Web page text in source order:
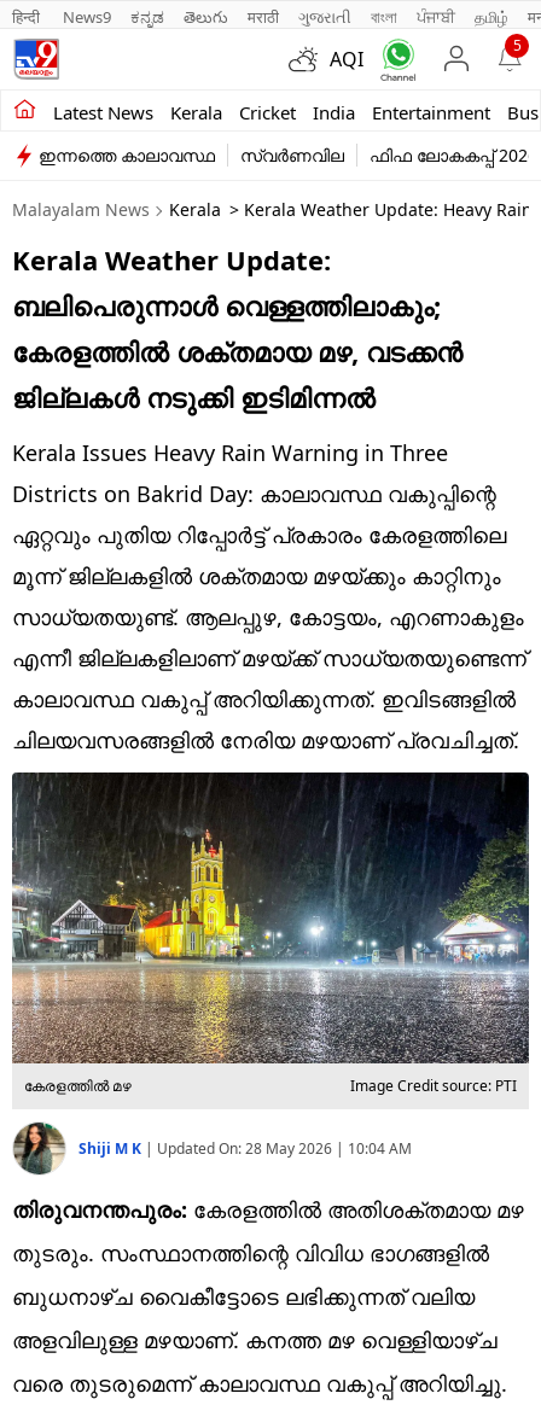
हिन्दी News9 ಕನ್ನಡ తెలుగు मराठी ગુજરાતી বাংলা ਪੰਜਾਬੀ தமிழ்
AQI
5
Latest News Kerala Cricket India Entertainment
Kerala
India
Entertainment
Business
Education
Sports
Lifestyle
world
Technology
Religion
Web Story
Photo
Short Videos
ഇന്നത്തെ കാലാവസ്ഥ സ്വർണവില ഫിഫ ലോകകപ്പ് 2026
Malayalam News Kerala > Kerala Weather Update: Heavy
Kerala Weather Update:
ബലിപെരുന്നാള്‍ വെള്ളത്തിലാകും;
കേരളത്തില്‍ ശക്തമായ മഴ, വടക്കന്‍
ജില്ലകള്‍ നടുക്കി ഇടിമിന്നല്‍
Kerala Issues Heavy Rain Warning in Three
Districts on Bakrid Day: കാലാവസ്ഥ വകുപ്പിന്റെ
ഏറ്റവും പുതിയ റിപ്പോര്‍ട്ട് പ്രകാരം കേരളത്തിലെ
മൂന്ന് ജില്ലകളില്‍ ശക്തമായ മഴയ്ക്കും കാറ്റിനും
സാധ്യതയുണ്ട്. ആലപ്പുഴ, കോട്ടയം, എറണാകുളം
എന്നീ ജില്ലകളിലാണ് മഴയ്ക്ക് സാധ്യതയുണ്ടെന്ന്
കാലാവസ്ഥ വകുപ്പ് അറിയിക്കുന്നത്. ഇവിടങ്ങളില്‍
ചിലയവസരങ്ങളില്‍ നേരിയ മഴയാണ് പ്രവചിച്ചത്.
കേരളത്തില്‍ മഴ Image Credit source: PTI
Shiji M K | Updated On:28 May 2026 | 10:04 AM
തിരുവനന്തപുരം: കേരളത്തില്‍ അതിശക്തമായ മഴ
തുടരും. സംസ്ഥാനത്തിന്റെ വിവിധ ഭാഗങ്ങളില്‍
ബുധനാഴ്ച വൈകീട്ടോടെ ലഭിക്കുന്നത് വലിയ
അളവിലുള്ള മഴയാണ്. കനത്ത മഴ വെള്ളിയാഴ്ച
വരെ തുടരുമെന്ന് കാലാവസ്ഥ വകുപ്പ് അറിയിച്ചു.